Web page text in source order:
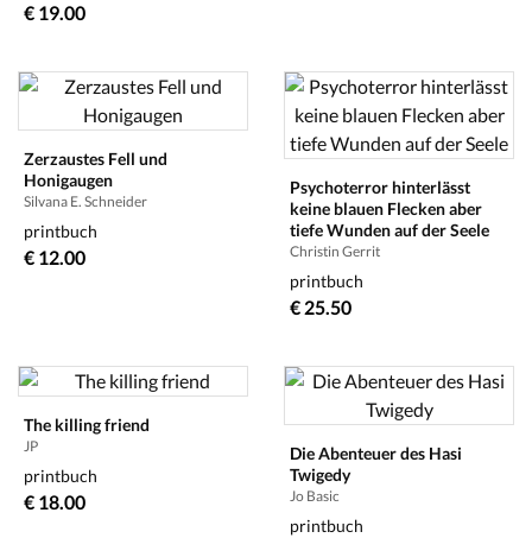
€ 19.00
Zerzaustes Fell und
Honigaugen
Silvana E. Schneider
printbuch
€ 12.00
Psychoterror hinterlässt
keine blauen Flecken aber
tiefe Wunden auf der Seele
Christin Gerrit
printbuch
€ 25.50
The killing friend
JP
printbuch
€ 18.00
Die Abenteuer des Hasi
Twigedy
Jo Basic
printbuch